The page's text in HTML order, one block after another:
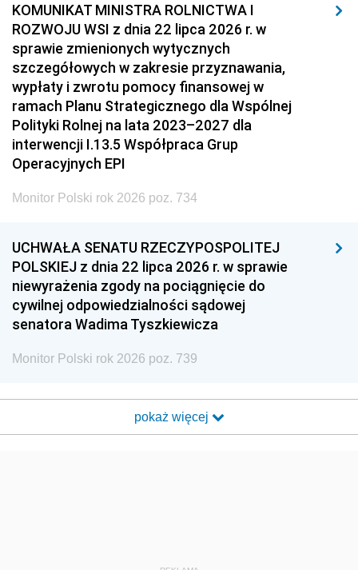
KOMUNIKAT MINISTRA ROLNICTWA I
ROZWOJU WSI z dnia 22 lipca 2026 r. w
sprawie zmienionych wytycznych
szczegółowych w zakresie przyznawania,
wypłaty i zwrotu pomocy finansowej w
ramach Planu Strategicznego dla Wspólnej
Polityki Rolnej na lata 2023–2027 dla
interwencji I.13.5 Współpraca Grup
Operacyjnych EPI
Monitor Polski rok 2026 poz. 734
UCHWAŁA SENATU RZECZYPOSPOLITEJ
POLSKIEJ z dnia 22 lipca 2026 r. w sprawie
niewyrażenia zgody na pociągnięcie do
cywilnej odpowiedzialności sądowej
senatora Wadima Tyszkiewicza
Monitor Polski rok 2026 poz. 739
pokaż więcej